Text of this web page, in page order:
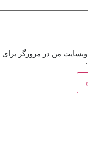
وبسایت من در مرورگر برای